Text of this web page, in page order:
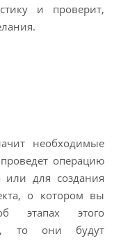
и проверит,
необходимые
операцию
или для создания
о котором вы
этапах этого
то они будут